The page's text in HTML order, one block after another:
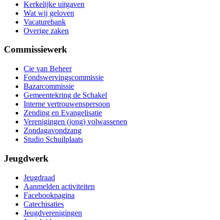
Kerkelijke uitgaven
Wat wij geloven
Vacaturebank
Overige zaken
Commissiewerk
Cie van Beheer
Fondswervingscommissie
Bazarcommissie
Gemeentekring de Schakel
Interne vertrouwenspersoon
Zending en Evangelisatie
Verenigingen (jong) volwassenen
Zondagavondzang
Studio Schuilplaats
Jeugdwerk
Jeugdraad
Aanmelden activiteiten
Facebookpagina
Catechisaties
Jeugdverenigingen